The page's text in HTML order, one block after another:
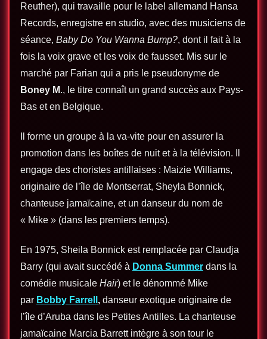
Reuther), qui travaille pour le label allemand Hansa
Records, enregistre en studio, avec des musiciens de
séance, Baby Do You Wanna Bump?, dont il fait à la
fois la voix grave et les voix de fausset. Mis sur le
marché par Farian qui a pris le pseudonyme de
Boney M., le titre connaît un grand succès aux Pays-
Bas et en Belgique.
Il forme un groupe à la va-vite pour en assurer la
promotion dans les boîtes de nuit et à la télévision. Il
engage des choristes antillaises : Maizie Williams,
originaire de l’île de Montserrat, Sheyla Bonnick,
chanteuse jamaïcaine, et un danseur du nom de
« Mike » (dans les premiers temps).
En 1975, Sheila Bonnick est remplacée par Claudja
Barry (qui avait succédé à Donna Summer dans la
comédie musicale Hair) et le dénommé Mike
par Bobby Farrell , danseur exotique originaire de
l’île d’Aruba dans les Petites Antilles. La chanteuse
jamaïcaine Marcia Barrett intègre à son tour le